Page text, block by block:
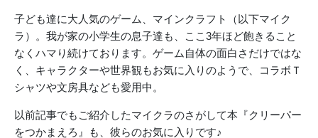
子ども達に大人気のゲーム、マインクラフト（以下マイク
ラ）。我が家の小学生の息子達も、ここ3年ほど飽きること
なくハマり続けております。ゲーム自体の面白さだけではな
く、キャラクターや世界観もお気に入りのようで、コラボＴ
シャツや文房具なども愛用中。
以前記事でもご紹介したマイクラのさがして本『クリーパー
をつかまえろ』も、彼らのお気に入りです♪